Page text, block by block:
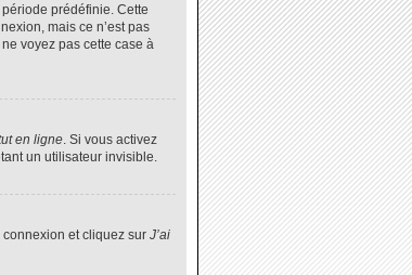
prédéfinie. Cette
mais ce n’est pas
voyez pas cette case à
en ligne. Si vous activez
un utilisateur invisible.
et cliquez sur J’ai